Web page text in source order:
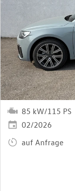
85 kW/115 PS
02/2026
auf Anfrage